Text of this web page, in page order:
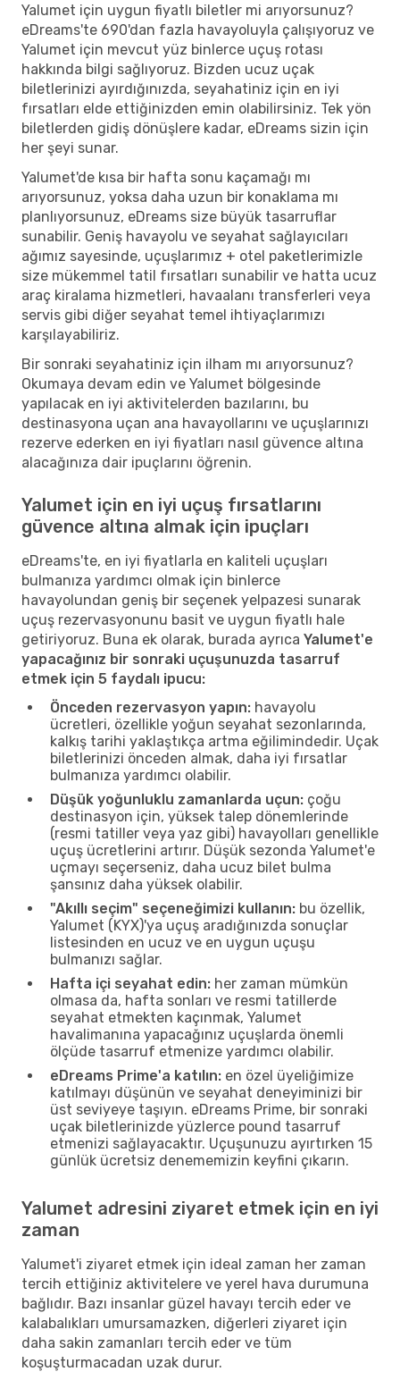
Yalumet için uygun fiyatlı biletler mi arıyorsunuz?
eDreams'te 690'dan fazla havayoluyla çalışıyoruz ve
Yalumet için mevcut yüz binlerce uçuş rotası
hakkında bilgi sağlıyoruz. Bizden ucuz uçak
biletlerinizi ayırdığınızda, seyahatiniz için en iyi
fırsatları elde ettiğinizden emin olabilirsiniz. Tek yön
biletlerden gidiş dönüşlere kadar, eDreams sizin için
her şeyi sunar.
Yalumet'de kısa bir hafta sonu kaçamağı mı
arıyorsunuz, yoksa daha uzun bir konaklama mı
planlıyorsunuz, eDreams size büyük tasarruflar
sunabilir. Geniş havayolu ve seyahat sağlayıcıları
ağımız sayesinde, uçuşlarımız + otel paketlerimizle
size mükemmel tatil fırsatları sunabilir ve hatta ucuz
araç kiralama hizmetleri, havaalanı transferleri veya
servis gibi diğer seyahat temel ihtiyaçlarımızı
karşılayabiliriz.
Bir sonraki seyahatiniz için ilham mı arıyorsunuz?
Okumaya devam edin ve Yalumet bölgesinde
yapılacak en iyi aktivitelerden bazılarını, bu
destinasyona uçan ana havayollarını ve uçuşlarınızı
rezerve ederken en iyi fiyatları nasıl güvence altına
alacağınıza dair ipuçlarını öğrenin.
Yalumet için en iyi uçuş fırsatlarını
güvence altına almak için ipuçları
eDreams'te, en iyi fiyatlarla en kaliteli uçuşları
bulmanıza yardımcı olmak için binlerce
havayolundan geniş bir seçenek yelpazesi sunarak
uçuş rezervasyonunu basit ve uygun fiyatlı hale
getiriyoruz. Buna ek olarak, burada ayrıca Yalumet'e
yapacağınız bir sonraki uçuşunuzda tasarruf
etmek için 5 faydalı ipucu:
Önceden rezervasyon yapın: havayolu
ücretleri, özellikle yoğun seyahat sezonlarında,
kalkış tarihi yaklaştıkça artma eğilimindedir. Uçak
biletlerinizi önceden almak, daha iyi fırsatlar
bulmanıza yardımcı olabilir.
Düşük yoğunluklu zamanlarda uçun: çoğu
destinasyon için, yüksek talep dönemlerinde
(resmi tatiller veya yaz gibi) havayolları genellikle
uçuş ücretlerini artırır. Düşük sezonda Yalumet'e
uçmayı seçerseniz, daha ucuz bilet bulma
şansınız daha yüksek olabilir.
"Akıllı seçim" seçeneğimizi kullanın: bu özellik,
Yalumet (KYX)'ya uçuş aradığınızda sonuçlar
listesinden en ucuz ve en uygun uçuşu
bulmanızı sağlar.
Hafta içi seyahat edin: her zaman mümkün
olmasa da, hafta sonları ve resmi tatillerde
seyahat etmekten kaçınmak, Yalumet
havalimanına yapacağınız uçuşlarda önemli
ölçüde tasarruf etmenize yardımcı olabilir.
eDreams Prime'a katılın: en özel üyeliğimize
katılmayı düşünün ve seyahat deneyiminizi bir
üst seviyeye taşıyın. eDreams Prime, bir sonraki
uçak biletlerinizde yüzlerce pound tasarruf
etmenizi sağlayacaktır. Uçuşunuzu ayırtırken 15
günlük ücretsiz denememizin keyfini çıkarın.
Yalumet adresini ziyaret etmek için en iyi
zaman
Yalumet'i ziyaret etmek için ideal zaman her zaman
tercih ettiğiniz aktivitelere ve yerel hava durumuna
bağlıdır. Bazı insanlar güzel havayı tercih eder ve
kalabalıkları umursamazken, diğerleri ziyaret için
daha sakin zamanları tercih eder ve tüm
koşuşturmacadan uzak durur.